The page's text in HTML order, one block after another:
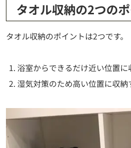
タオル収納の2つの
タオル収納のポイントは2つです。
浴室からできるだけ近い位置に
湿気対策のため高い位置に収納